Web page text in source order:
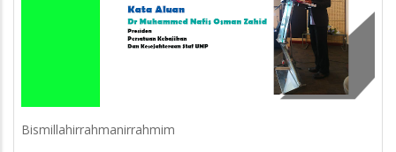
Bismillahirrahmanirrahmim